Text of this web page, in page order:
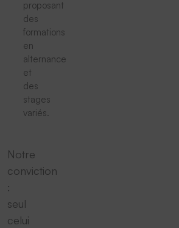
proposant
des
formations
en
alternance
et
des
stages
variés.
Notre
conviction
:
seul
celui